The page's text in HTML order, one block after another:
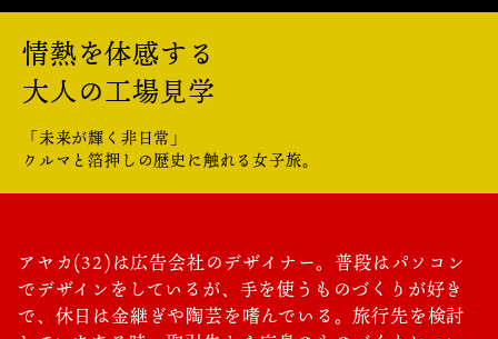
グルメ・酒
サイクリング
ショッピング
スポーツ
ナイトライフ
学び・体験
定番
あたらしい非日常
広島市周辺
安芸
備後
芸北
宮島周辺
広島市周辺
安芸
備後
備北
芸北
山口県東部
愛媛県
旬情報
お役立ち情報
お役立ち情報一覧
二次交通まとめ
施設の混雑状況のお知らせ
HOME
新着情報
お問い合わせ
情熱を体感する
大人の工場見学
「未来が輝く非日常」
クルマと箔押しの歴史に触れる女子旅。
アヤカ(32)は広告会社のデザイナー。普段はパソコン
でデザインをしているが、手を使うものづくりが好き
で、休日は金継ぎや陶芸を嗜んでいる。旅行先を検討